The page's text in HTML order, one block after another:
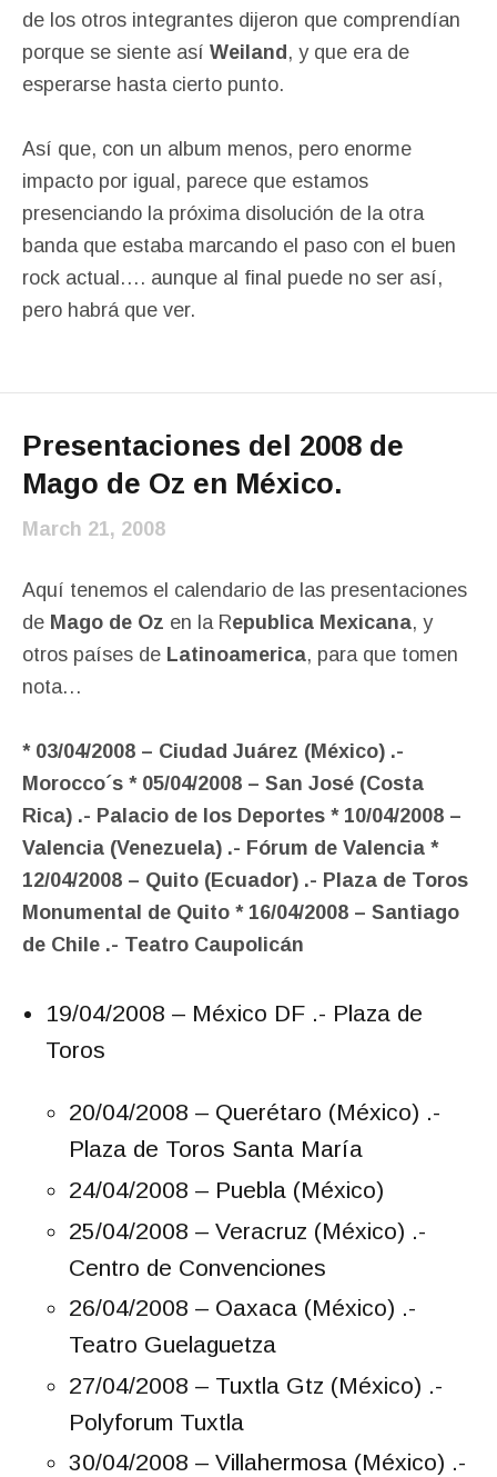
de los otros integrantes dijeron que comprendían
porque se siente así Weiland , y que era de
esperarse hasta cierto punto.
Así que, con un album menos, pero enorme
impacto por igual, parece que estamos
presenciando la próxima disolución de la otra
banda que estaba marcando el paso con el buen
rock actual…. aunque al final puede no ser así,
pero habrá que ver.
Presentaciones del 2008 de
Mago de Oz en México.
March 21, 2008
Aquí tenemos el calendario de las presentaciones
de Mago de Oz en la Republica Mexicana, y
otros países de Latinoamerica, para que tomen
nota…
* 03/04/2008 – Ciudad Juárez (México) .-
Morocco´s * 05/04/2008 – San José (Costa
Rica) .- Palacio de los Deportes * 10/04/2008 –
Valencia (Venezuela) .- Fórum de Valencia *
12/04/2008 – Quito (Ecuador) .- Plaza de Toros
Monumental de Quito * 16/04/2008 – Santiago
de Chile .- Teatro Caupolicán
19/04/2008 – México DF .- Plaza de
Toros
20/04/2008 – Querétaro (México) .-
Plaza de Toros Santa María
24/04/2008 – Puebla (México)
25/04/2008 – Veracruz (México) .-
Centro de Convenciones
26/04/2008 – Oaxaca (México) .-
Teatro Guelaguetza
27/04/2008 – Tuxtla Gtz (México) .-
Polyforum Tuxtla
30/04/2008 – Villahermosa (México) .-